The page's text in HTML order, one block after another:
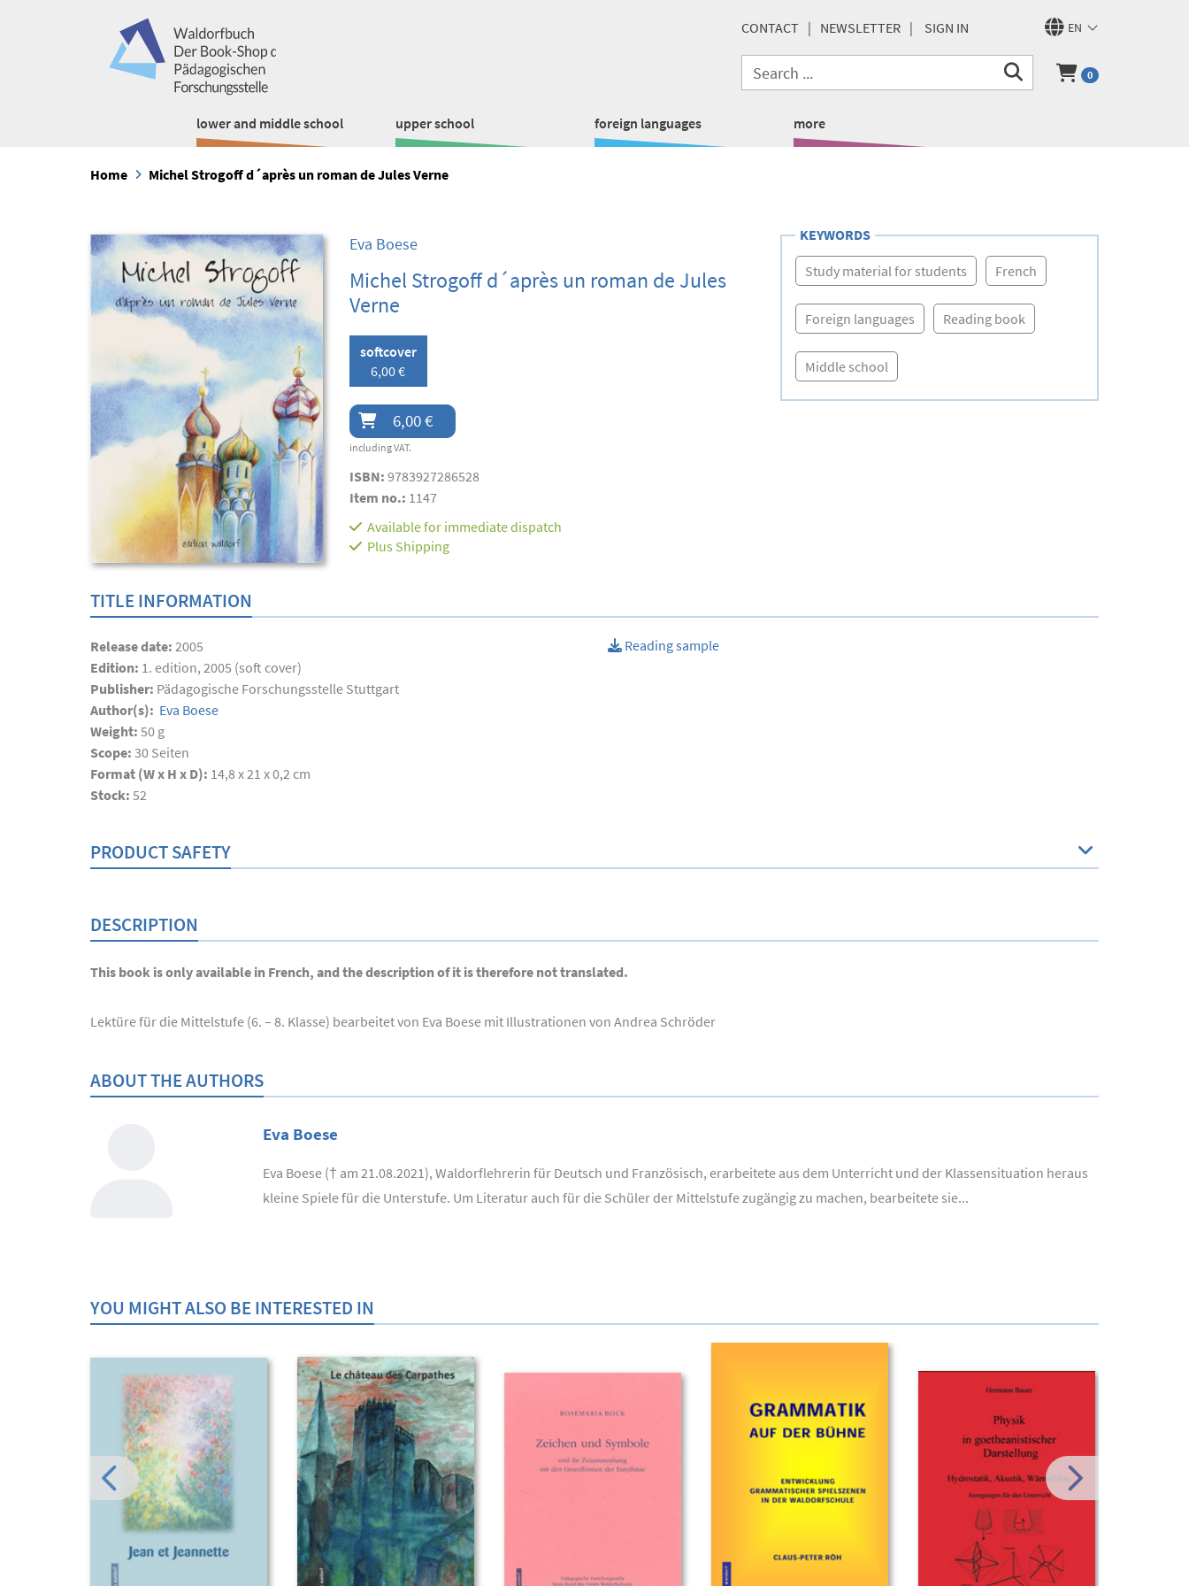
EN
CONTACT NEWSLETTER SIGN IN
0
lower and middle school upper school foreign languages more
Home Michel Strogoff d´après un roman de Jules Verne
Eva Boese
Michel Strogoff d´après un roman de Jules
Verne
softcover
6,00 €
6,00 €
including VAT.
ISBN: 9783927286528
Item no.: 1147
Available for immediate dispatch
Plus Shipping
KEYWORDS
Study material for students French
Foreign languages Reading book
Middle school
TITLE INFORMATION
Release date: 2005
Edition: 1. edition, 2005 (soft cover)
Publisher: Pädagogische Forschungsstelle Stuttgart
Author(s): Eva Boese
Weight: 50 g
Scope: 30 Seiten
Format (W x H x D): 14,8 x 21 x 0,2 cm
Stock: 52
Reading sample
PRODUCT SAFETY
DESCRIPTION
This book is only available in French, and the description of it is therefore not translated.
Lektüre für die Mittelstufe (6. – 8. Klasse) bearbeitet von Eva Boese mit Illustrationen von Andrea Schröder
ABOUT THE AUTHORS
Eva Boese
Eva Boese († am 21.08.2021), Waldorflehrerin für Deutsch und Französisch, erarbeitete aus dem Unterricht und der Klassensituation heraus
kleine Spiele für die Unterstufe. Um Literatur auch für die Schüler der Mittelstufe zugängig zu machen, bearbeitete sie...
YOU MIGHT ALSO BE INTERESTED IN